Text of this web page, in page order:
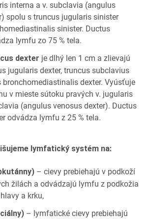
interna a v. subclavia (angulus
spolu s truncus jugularis sinister
sinister. Ductus
lymfu zo 75 % tela.
dexter je dlhý len 1 cm a zlievajú
jugularis dexter, truncus subclavius
bronchomediastinalis dexter. Vyúsťuje
v mieste sútoku pravých v. jugularis
(angulus venosus dexter). Ductus
odvádza lymfu z 25 % tela.
lymfatický systém na:
– cievy prebiehajú v podkoží
žilách a odvádzajú lymfu z podkožia
a krku,
– lymfatické cievy prebiehajú